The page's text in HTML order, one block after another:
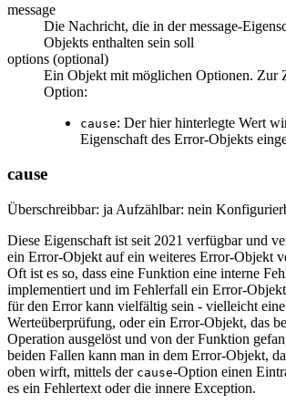
message
Die Nachricht, die in der message-
Objekts enthalten sein soll
options (optional)
Ein Objekt mit möglichen Optionen. Zur
Option:
cause: Der hier hinterlegte Wert
Eigenschaft des Error-Objekts
cause
Überschreibbar: ja Aufzählbar: nein
Diese Eigenschaft ist seit 2021 verfügbar und
ein Error-Objekt auf ein weiteres Error-Objekt
Oft ist es so, dass eine Funktion eine interne
implementiert und im Fehlerfall ein Error-
für den Error kann vielfältig sein - vielleicht
Werteüberprüfung, oder ein Error-Objekt, das
Operation ausgelöst und von der Funktion
beiden Fallen kann man in dem Error-Objekt,
oben wirft, mittels der cause-Option einen
es ein Fehlertext oder die innere Exception.